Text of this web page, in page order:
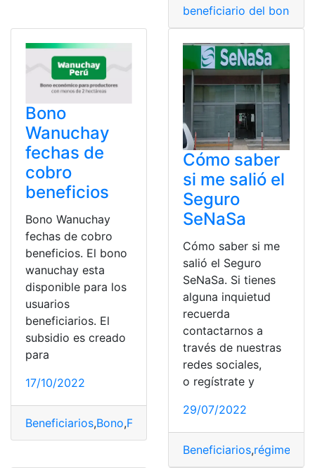
beneficiario del bono
Bono
Wanuchay
fechas de
cobro
beneficios
Bono Wanuchay
fechas de cobro
beneficios. El bono
wanuchay esta
disponible para los
usuarios
beneficiarios. El
subsidio es creado
para
17/10/2022
Beneficiarios,Bono,Fechas
Cómo saber
si me salió el
Seguro
SeNaSa
Cómo saber si me
salió el Seguro
SeNaSa. Si tienes
alguna inquietud
recuerda
contactarnos a
través de nuestras
redes sociales,
o regístrate y
29/07/2022
Beneficiarios,régimen